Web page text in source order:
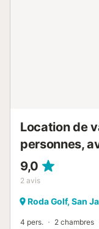
Location de
personnes,
9,0
2 avis
Roda Golf, San
4 pers. 2 chambres